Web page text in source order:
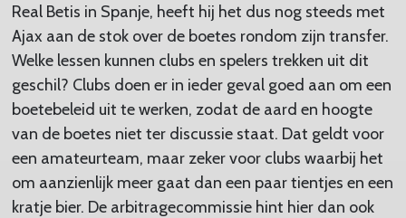
Real Betis in Spanje, heeft hij het dus nog steeds met
Ajax aan de stok over de boetes rondom zijn transfer.
Welke lessen kunnen clubs en spelers trekken uit dit
geschil? Clubs doen er in ieder geval goed aan om een
boetebeleid uit te werken, zodat de aard en hoogte
van de boetes niet ter discussie staat. Dat geldt voor
een amateurteam, maar zeker voor clubs waarbij het
om aanzienlijk meer gaat dan een paar tientjes en een
kratje bier. De arbitragecommissie hint hier dan ook